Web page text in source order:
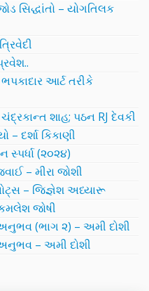
સિદ્ધાંતો – યોગતિલક
આર્ટ તરીકે
શાહ; પઠન RJ દેવકી
દર્શા કિકાણી
સ્પર્ધા (૨૦૨૪)
– મીરા જોશી
– જિજ્ઞેશ અધ્યારૂ
જોષી
(ભાગ ૨) – અમી દોશી
– અમી દોશી